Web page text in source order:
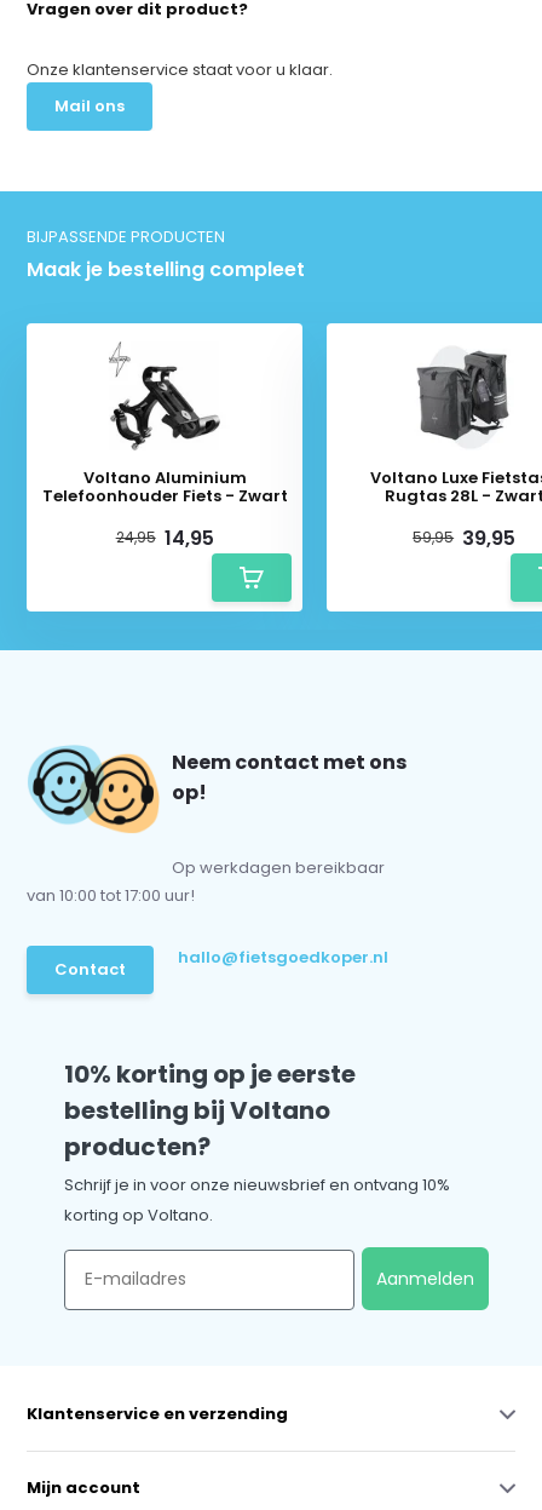
Vragen over dit product?
Onze klantenservice staat voor u klaar.
Mail ons
BIJPASSENDE PRODUCTEN
Maak je bestelling compleet
Voltano Aluminium
Telefoonhouder Fiets - Zwart
24,95 14,95
Voltano Luxe
Rugtas 28L -
59,95 39,95
Neem contact met ons
op!
Op werkdagen bereikbaar
van 10:00 tot 17:00 uur!
Contact
hallo@fietsgoedkoper.nl
10% korting op je eerste
bestelling bij Voltano
producten?
Schrijf je in voor onze nieuwsbrief en ontvang 10%
korting op Voltano.
Email
Aanmelden
Klantenservice en verzending
Mijn account